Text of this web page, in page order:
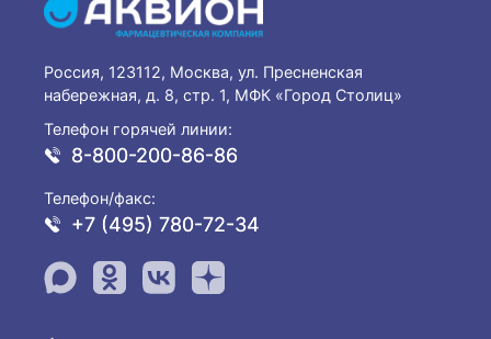
Россия, 123112, Москва, ул. Пресненская
набережная, д. 8, стр. 1, МФК «Город Столиц»
Телефон горячей линии:
8-800-200-86-86
Телефон/факс:
+7 (495) 780-72-34